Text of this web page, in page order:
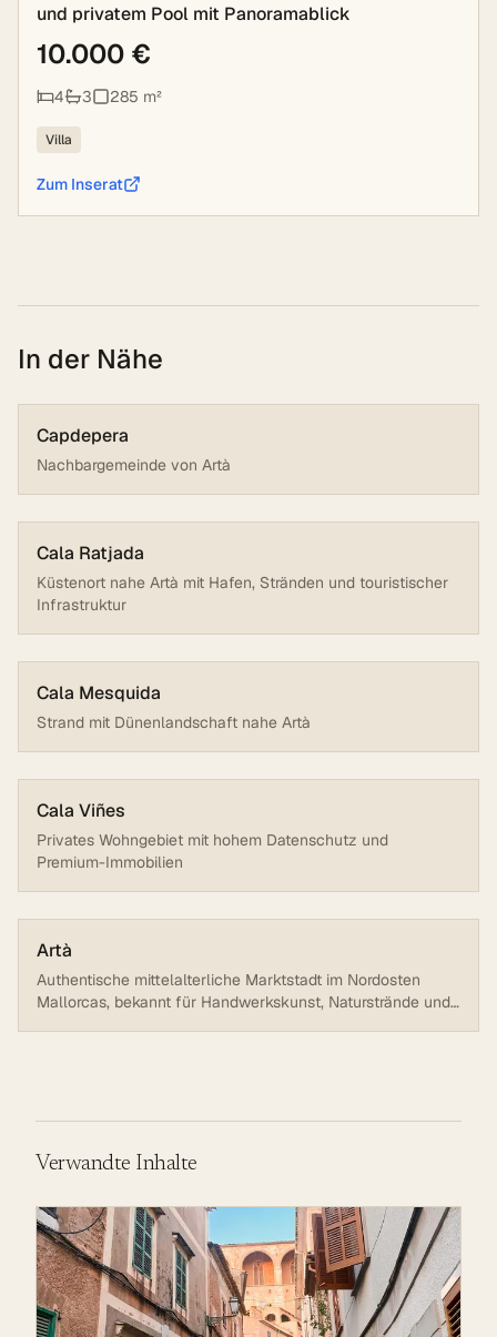
und privatem Pool mit Panoramablick
10.000 €
4 3 285 m²
Villa
Zum Inserat
In der Nähe
Capdepera
Nachbargemeinde von Artà
Cala Ratjada
Küstenort nahe Artà mit Hafen, Stränden und touristischer
Infrastruktur
Cala Mesquida
Strand mit Dünenlandschaft nahe Artà
Cala Viñes
Privates Wohngebiet mit hohem Datenschutz und
Premium-Immobilien
Artà
Authentische mittelalterliche Marktstadt im Nordosten
Mallorcas, bekannt für Handwerkskunst, Naturstrände und
Verwandte Inhalte